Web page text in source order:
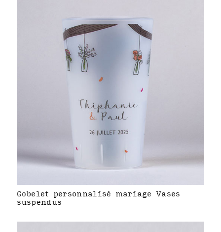
Gobelet personnalisé mariage Vases
suspendus